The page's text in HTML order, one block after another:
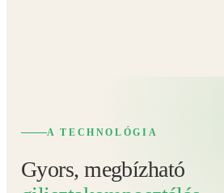
A TECHNOLÓGIA
Gyors, megbízható